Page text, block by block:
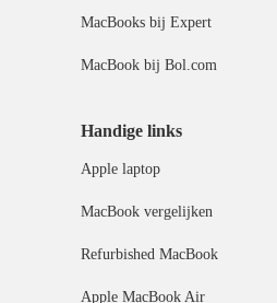
MacBooks bij Expert
MacBook bij Bol.com
Handige links
Apple laptop
MacBook vergelijken
Refurbished MacBook
Apple MacBook Air